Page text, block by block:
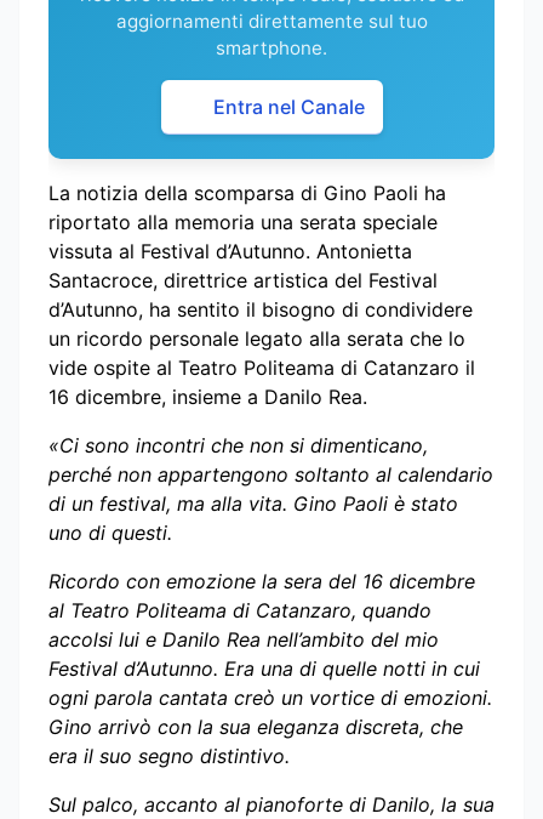
aggiornamenti direttamente sul tuo
smartphone.
Entra nel Canale
La notizia della scomparsa di Gino Paoli ha
riportato alla memoria una serata speciale
vissuta al Festival d’Autunno. Antonietta
Santacroce, direttrice artistica del Festival
d’Autunno, ha sentito il bisogno di condividere
un ricordo personale legato alla serata che lo
vide ospite al Teatro Politeama di Catanzaro il
16 dicembre, insieme a Danilo Rea.
«Ci sono incontri che non si dimenticano,
perché non appartengono soltanto al calendario
di un festival, ma alla vita. Gino Paoli è stato
uno di questi.
Ricordo con emozione la sera del 16 dicembre
al Teatro Politeama di Catanzaro, quando
accolsi lui e Danilo Rea nell’ambito del mio
Festival d’Autunno. Era una di quelle notti in cui
ogni parola cantata creò un vortice di emozioni.
Gino arrivò con la sua eleganza discreta, che
era il suo segno distintivo.
Sul palco, accanto al pianoforte di Danilo, la sua